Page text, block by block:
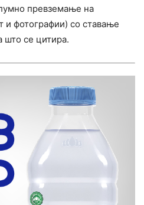
превземање на
и фотографии) со ставање
што се цитира.